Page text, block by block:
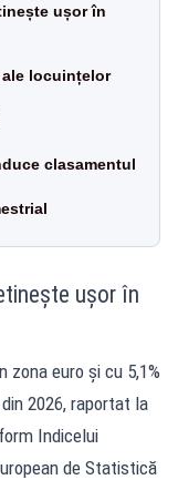
ușor în
locuințelor
clasamentul
ușor în
zona euro și cu 5,1%
2026, raportat la
Indicelui
de Statistică